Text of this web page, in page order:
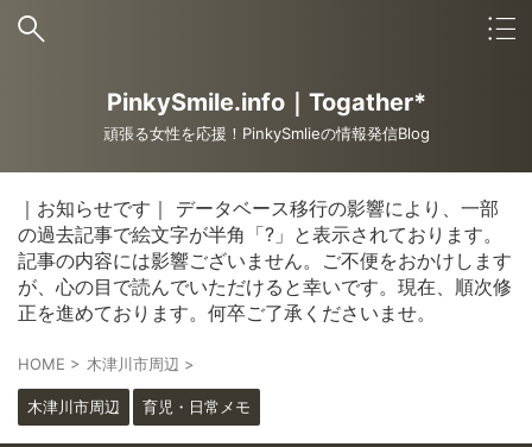
PinkySmile.info｜Togather*
頑張る女性を応援！PinkySmlieの情報発信Blog
｜お知らせです｜ データベース移行の影響により、一部
の過去記事で絵文字が半角「?」と表示されております。
記事の内容には影響ございません。ご不便をおかけします
が、心の目で読んでいただけると幸いです。現在、順次修
正を進めております。何卒ご了承くださいませ。
HOME > 木津川市周辺 >
木津川市周辺 育児・日常メモ